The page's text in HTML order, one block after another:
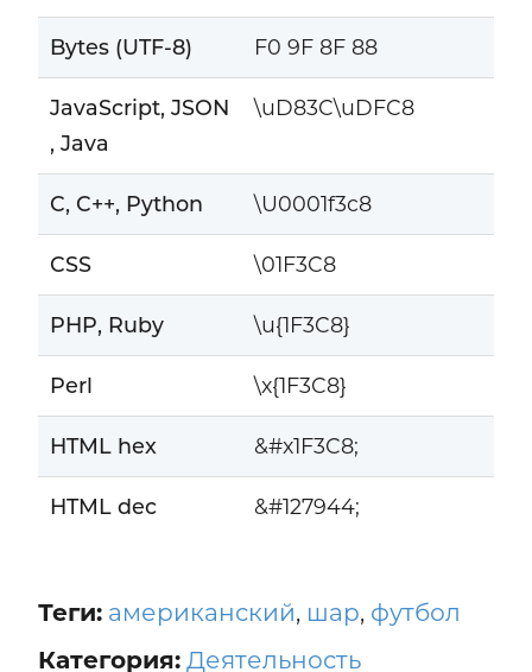
Bytes (UTF-8) F0 9F 8F 88
JavaScript, JSON
, Java
\uD83C\uDFC8
C, C++, Python \U0001f3c8
CSS \01F3C8
PHP, Ruby \u{1F3C8}
Perl \x{1F3C8}
HTML hex &#x1F3C8;
HTML dec &#127944;
Теги: американский, шар, футбол
Категория: Деятельность